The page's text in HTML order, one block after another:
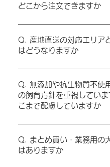
末・乳酸菌などを含む無添加飼
なオレンジ色で、卵かけごはん
クと旨みの差がわかります。一
どこから注文できますか
A. ご注文は「蘭王オンライン
または「さとふる（ふるさと納
で承ります。店頭やお電話での
Q. 産地直送の対応エリア
はどうなりますか
A. 全国配送に対応しています
を除く）。送料は配送先や数量
す。詳細はオンラインショップ
ガイドをご確認ください。
Q. 無添加や抗生物質不使
の飼育方針を重視してい
こまで配慮していますか
A. 当店は化学物質に頼らず、
使用しない飼育方針です。自然
酸菌等を活用して健康管理を行
Q. まとめ買い・業務用の
はありますか